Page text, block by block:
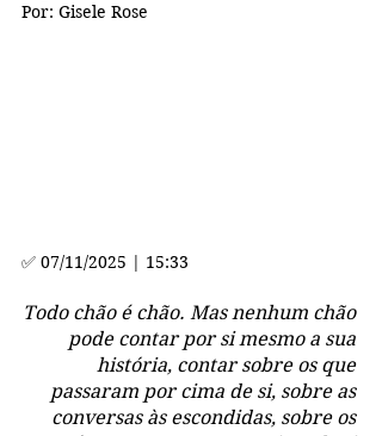
Por: Gisele Rose
✅ 07/11/2025 | 15:33
Todo chão é chão. Mas nenhum chão
pode contar por si mesmo a sua
história, contar sobre os que
passaram por cima de si, sobre as
conversas às escondidas, sobre os